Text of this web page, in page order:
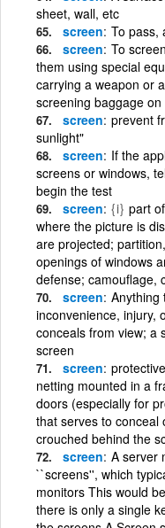
sheet, wall, etc
screen To pass,
screen To
them using special
carrying a weapon or
screening baggage
screen prevent
sunlight"
screen If the
screens or windows,
begin the test
screen {i} part
where the picture is
are projected;
openings of windows
defense; camouflage,
screen Anything
inconvenience, injury,
conceals from view; a
screen
screen
netting mounted in a
doors (especially for
that serves to conceal
crouched behind the
screen A server
``screens'', which
monitors This would
there is only a single